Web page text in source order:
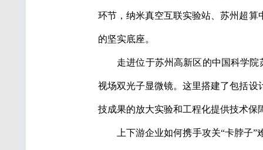
环节，纳米真空互联实验站、苏州超
的坚实底座。
走进位于苏州高新区的中国科学
视场双光子显微镜。这里搭建了包括
技成果的放大实验和工程化提供技术保
上下游企业如何携手攻关“卡脖子